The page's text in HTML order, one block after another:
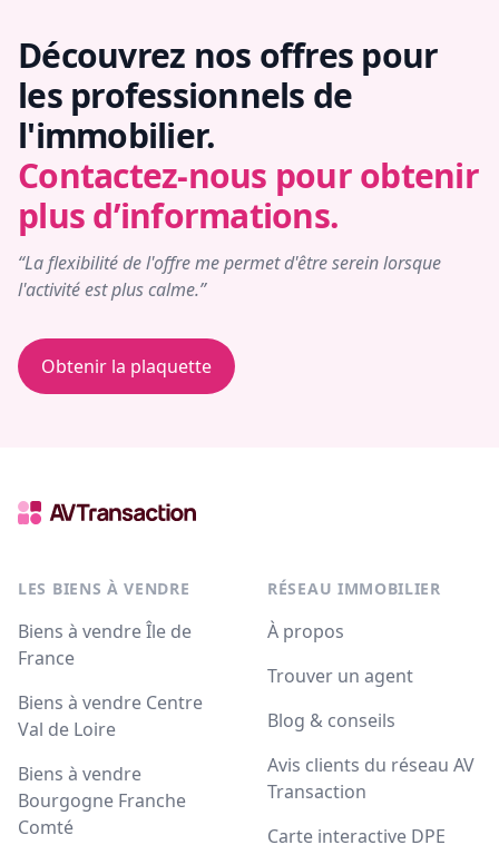
Découvrez nos offres pour
les professionnels de
l'immobilier.
Contactez-nous pour obtenir
plus d’informations.
“La flexibilité de l'offre me permet d'être serein lorsque
l'activité est plus calme.”
Obtenir la plaquette
LES BIENS À VENDRE
Biens à vendre Île de
France
Biens à vendre Centre
Val de Loire
Biens à vendre
Bourgogne Franche
Comté
RÉSEAU IMMOBILIER
À propos
Trouver un agent
Blog & conseils
Avis clients du réseau AV
Transaction
Carte interactive DPE